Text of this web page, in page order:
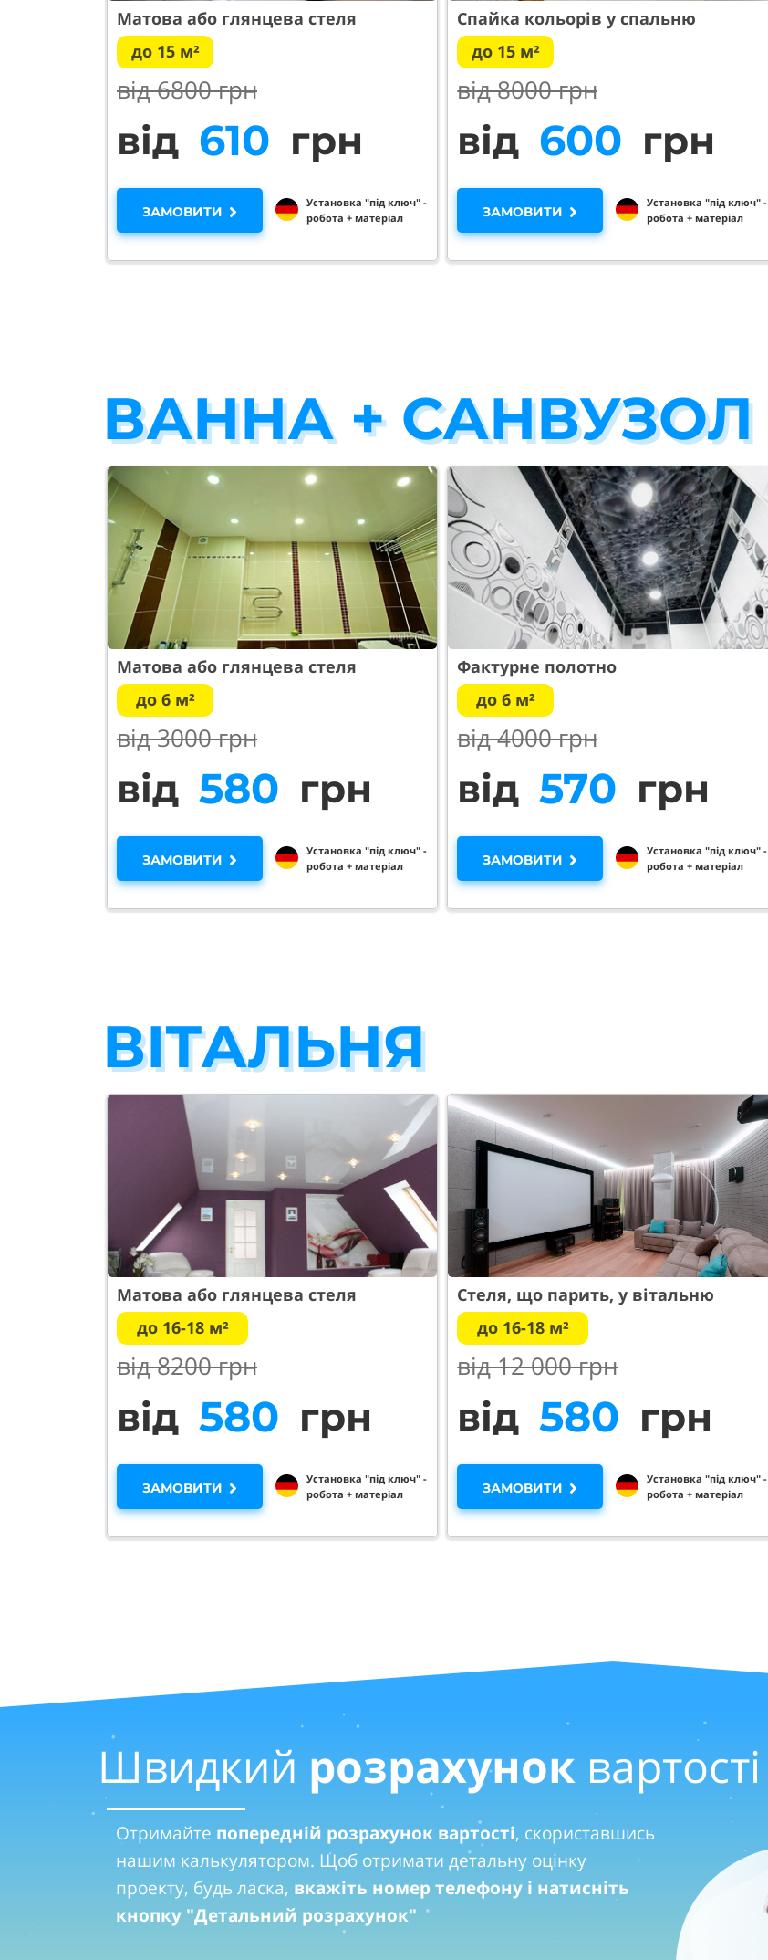
Матова або глянцева стеля
до 15 м²
від 6800 грн
від 980 грн
ЗАМОВИТИ
Установка "під ключ" -
робота + матеріал
Спайка кольорів у спальню
до 15 м²
від 8000 грн
від 970 грн
ЗАМОВИТИ
Установка "під ключ" -
робота + матеріал
ВАННА + САНВУЗОЛ
Матова або глянцева стеля
до 6 м²
від 3000 грн
від 950 грн
ЗАМОВИТИ
Установка "під ключ" -
робота + матеріал
Фактурне полотно
до 6 м²
від 4000 грн
від 930 грн
ЗАМОВИТИ
Установка "під ключ" -
робота + матеріал
ВІТАЛЬНЯ
Матова або глянцева стеля
до 16-18 м²
від 8200 грн
від 950 грн
ЗАМОВИТИ
Установка "під ключ" -
робота + матеріал
Стеля, що парить, у вітальню
до 16-18 м²
від 12 000 грн
від 950 грн
ЗАМОВИТИ
Установка "під ключ" -
робота + матеріал
Швидкий розрахунок вартості
Отримайте попередній розрахунок вартості, скориставшись
нашим калькулятором. Щоб отримати детальну оцінку
проекту, будь ласка, вкажіть номер телефону і натисніть
кнопку "Детальний розрахунок"